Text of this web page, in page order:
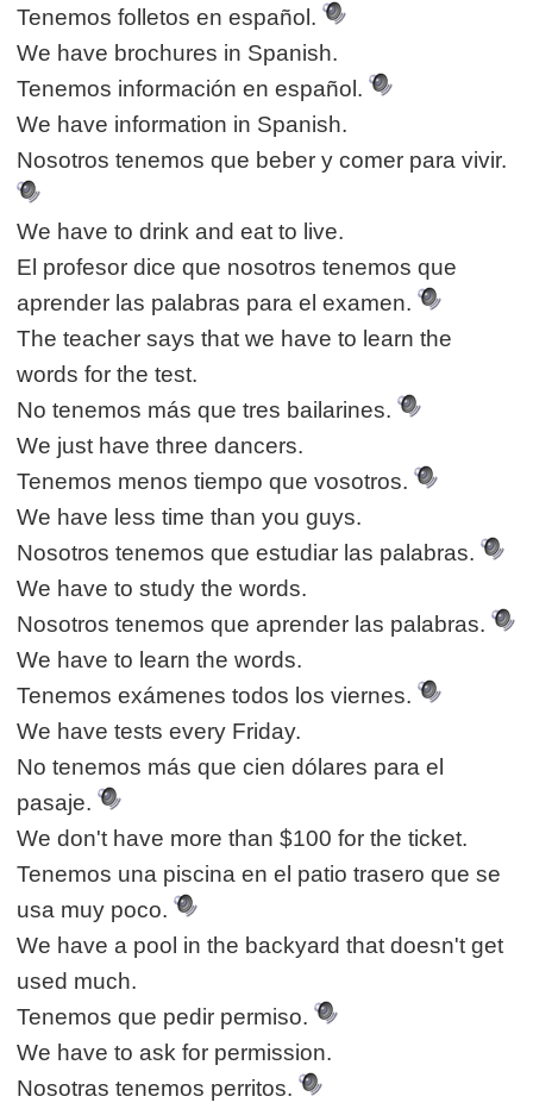
Tenemos folletos en español.
We have brochures in Spanish.
Tenemos información en español.
We have information in Spanish.
Nosotros tenemos que beber y comer para vivir.
We have to drink and eat to live.
El profesor dice que nosotros tenemos que
aprender las palabras para el examen.
The teacher says that we have to learn the
words for the test.
No tenemos más que tres bailarines.
We just have three dancers.
Tenemos menos tiempo que vosotros.
We have less time than you guys.
Nosotros tenemos que estudiar las palabras.
We have to study the words.
Nosotros tenemos que aprender las palabras.
We have to learn the words.
Tenemos exámenes todos los viernes.
We have tests every Friday.
No tenemos más que cien dólares para el
pasaje.
We don't have more than $100 for the ticket.
Tenemos una piscina en el patio trasero que se
usa muy poco.
We have a pool in the backyard that doesn't get
used much.
Tenemos que pedir permiso.
We have to ask for permission.
Nosotras tenemos perritos.